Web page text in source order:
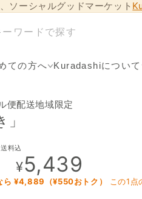
ソーシャルグッドマーケット
ての方へ Kuradashiについて
便配送地域限定
料込
¥5,439
ら ¥4,889 （¥550おトク） この1